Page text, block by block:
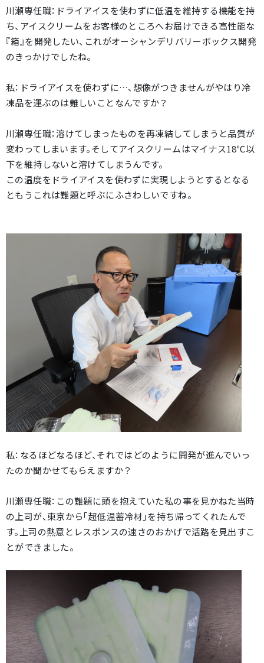
川瀬専任職：ドライアイスを使わずに低温を維持する機能を持
ち、アイスクリームをお客様のところへお届けできる高性能な
『箱』を開発したい、これがオーシャンデリバリーボックス開発
のきっかけでしたね。
私：ドライアイスを使わずに…、想像がつきませんがやはり冷
凍品を運ぶのは難しいことなんですか？
川瀬専任職：溶けてしまったものを再凍結してしまうと品質が
変わってしまいます。そしてアイスクリームはマイナス18℃以
下を維持しないと溶けてしまうんです。
この温度をドライアイスを使わずに実現しようとするとなる
ともうこれは難題と呼ぶにふさわしいですね。
私：なるほどなるほど、それではどのように開発が進んでいっ
たのか聞かせてもらえますか？
川瀬専任職：この難題に頭を抱えていた私の事を見かねた当時
の上司が、東京から「超低温蓄冷材」を持ち帰ってくれたんで
す。上司の熱意とレスポンスの速さのおかげで活路を見出すこ
とができました。